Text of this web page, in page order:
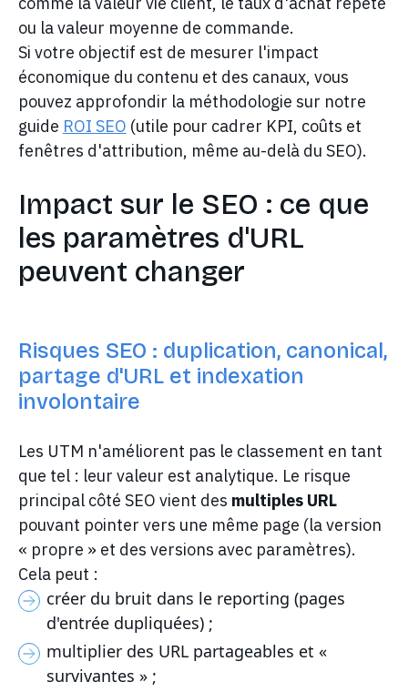
ou la valeur moyenne de commande.
Si votre objectif est de mesurer l'impact
économique du contenu et des canaux, vous
pouvez approfondir la méthodologie sur notre
guide ROI SEO (utile pour cadrer KPI, coûts et
fenêtres d'attribution, même au-delà du SEO).
Impact sur le SEO : ce que
les paramètres d'URL
peuvent changer
Risques SEO : duplication, canonical,
partage d'URL et indexation
involontaire
Les UTM n'améliorent pas le classement en tant
que tel : leur valeur est analytique. Le risque
principal côté SEO vient des multiples URL
pouvant pointer vers une même page (la version
« propre » et des versions avec paramètres).
Cela peut :
créer du bruit dans le reporting (pages
d'entrée dupliquées) ;
multiplier des URL partageables et «
survivantes » ;